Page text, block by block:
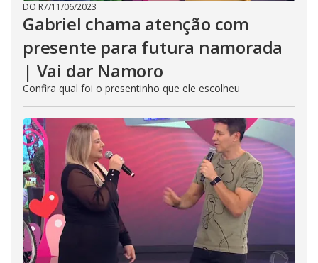
DO R7/11/06/2023
Gabriel chama atenção com
presente para futura namorada
| Vai dar Namoro
Confira qual foi o presentinho que ele escolheu